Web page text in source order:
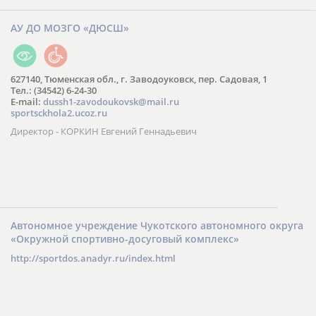
АУ ДО МОЗГО «ДЮСШ»
627140, Тюменская обл., г. Заводоуковск, пер. Садовая, 1
Тел.: (34542) 6-24-30
​E-mail: dussh1-zavodoukovsk@mail.ru
sportsckhola2.ucoz.ru
Директор - КОРКИН Евгений Геннадьевич
Автономное учреждение Чукотского автономного округа
«Окружной спортивно-досуговый комплекс»
http://sportdos.anadyr.ru/index.html